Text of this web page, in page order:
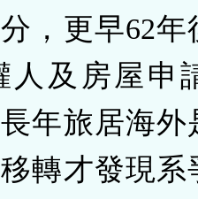
，更早62年
人及房屋申
年旅居海外
轉才發現系